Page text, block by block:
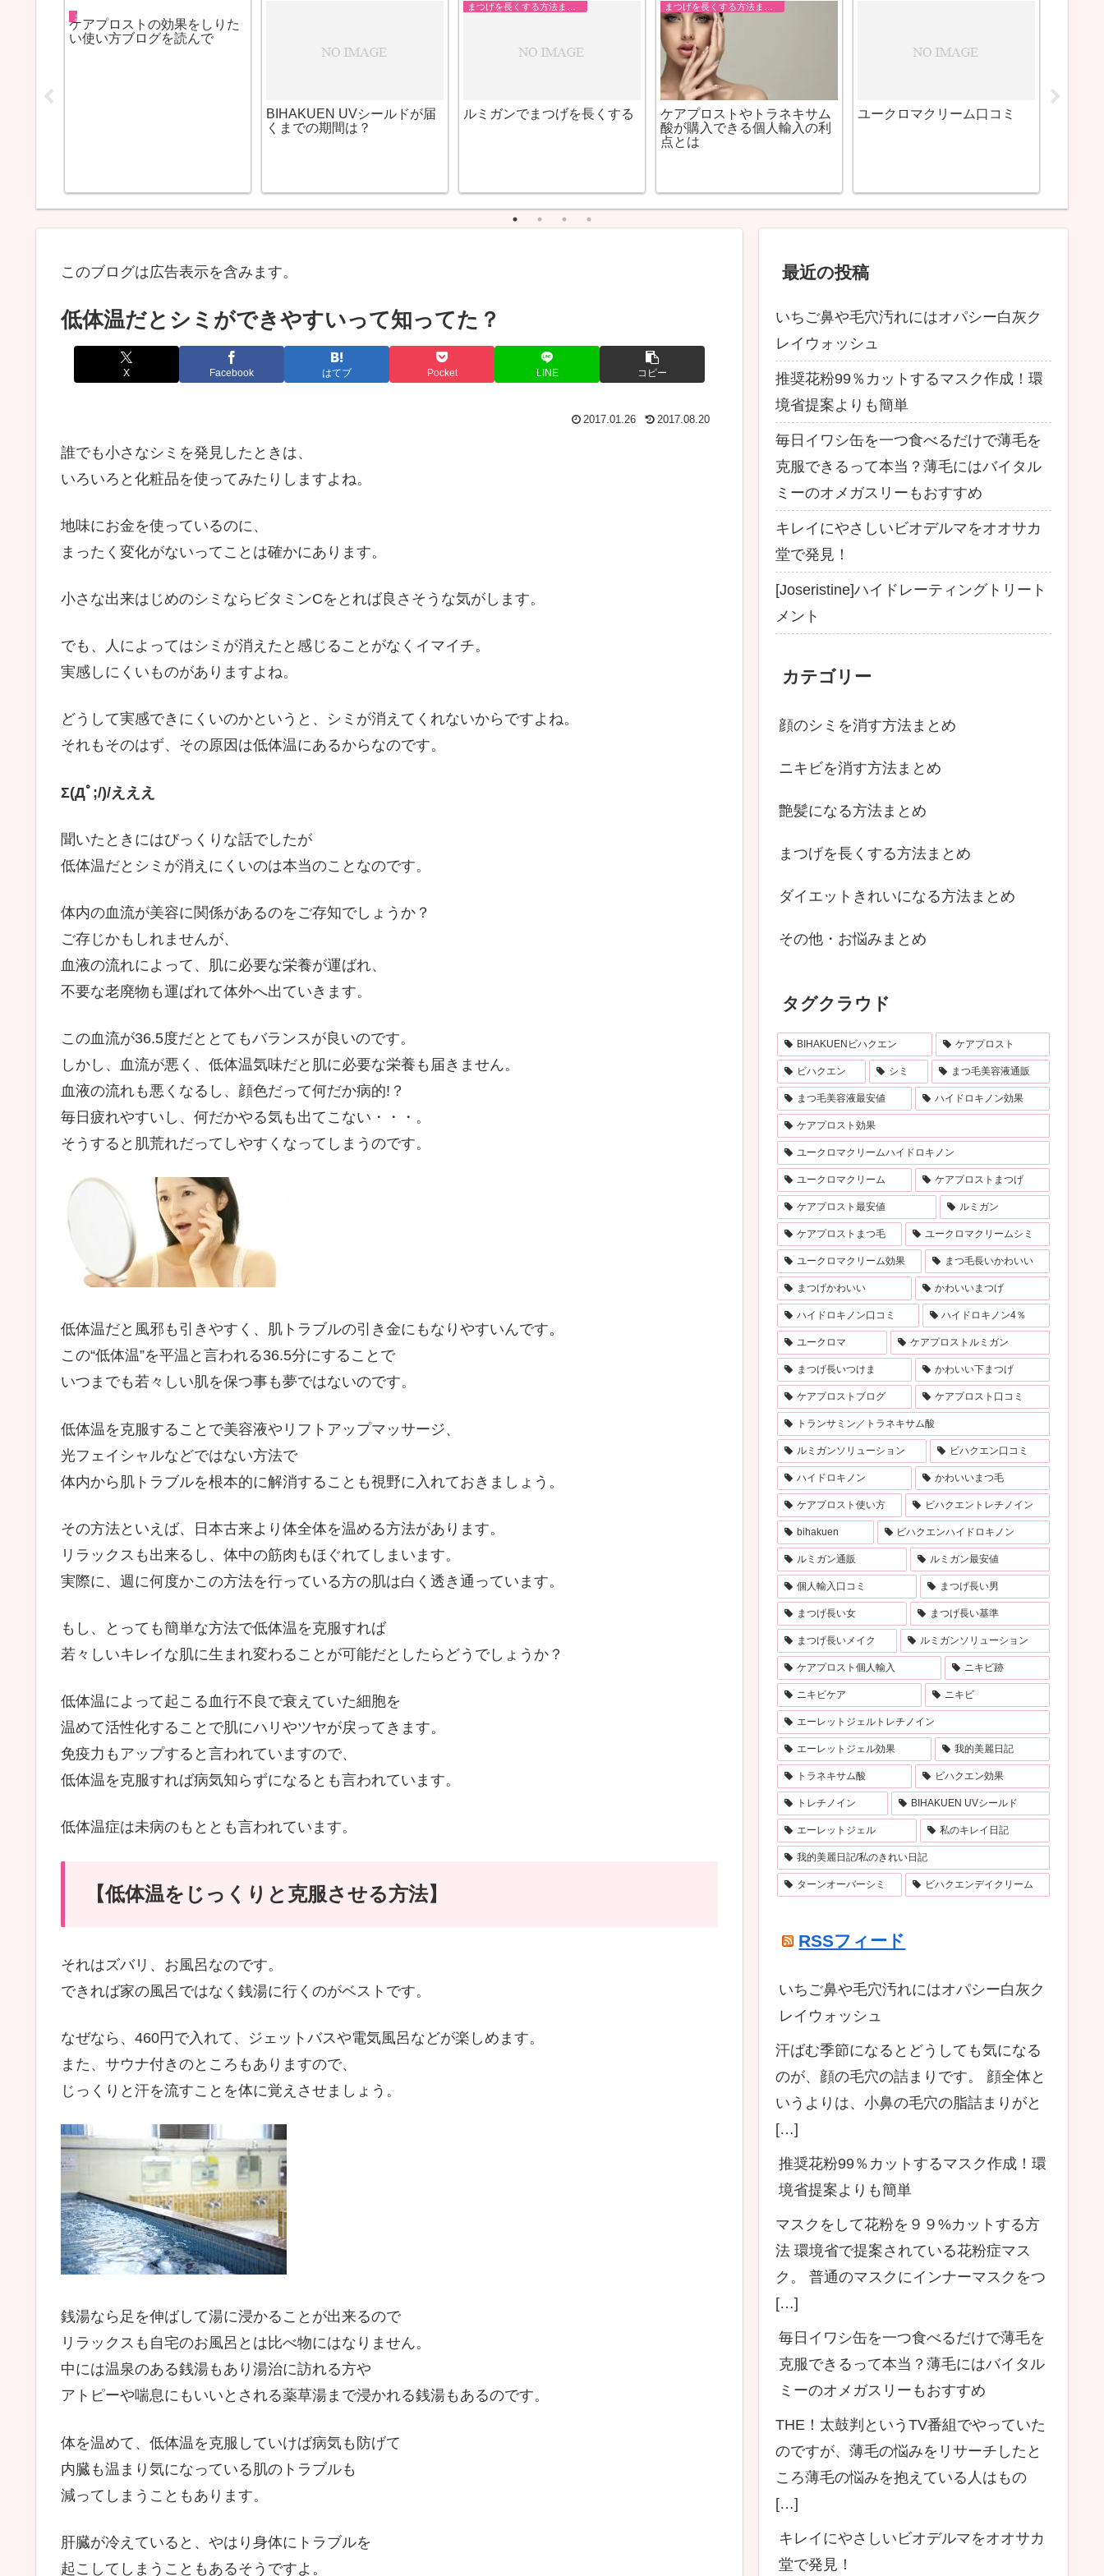
艶髪になる方法まとめ
プロペシアという毛生え薬も
安い
艶髪になる方法まとめ
飲む日焼け止めbihakuen-uv
ルミガンまつげ美容液で長い
まつげが生える
(BIHAKUEN)デイクリーム
このブログは広告表示を含みます。
低体温だとシミができやすいって知ってた？
X Facebook はてブ Pocket LINE コピー
2017.01.26 2017.08.20
誰でも小さなシミを発見したときは、
いろいろと化粧品を使ってみたりしますよね。
地味にお金を使っているのに、
まったく変化がないってことは確かにあります。
小さな出来はじめのシミならビタミンCをとれば良さそうな気がします。
でも、人によってはシミが消えたと感じることがなくイマイチ。
実感しにくいものがありますよね。
どうして実感できにくいのかというと、シミが消えてくれないからですよね。
それもそのはず、その原因は低体温にあるからなのです。
Σ(Дﾟ;/)/えええ
聞いたときにはびっくりな話でしたが
低体温だとシミが消えにくいのは本当のことなのです。
体内の血流が美容に関係があるのをご存知でしょうか？
ご存じかもしれませんが、
血液の流れによって、肌に必要な栄養が運ばれ、
不要な老廃物も運ばれて体外へ出ていきます。
この血流が36.5度だととてもバランスが良いのです。
しかし、血流が悪く、低体温気味だと肌に必要な栄養も届きません。
血液の流れも悪くなるし、顔色だって何だか病的!？
毎日疲れやすいし、何だかやる気も出てこない・・・。
そうすると肌荒れだってしやすくなってしまうのです。
低体温だと風邪も引きやすく、肌トラブルの引き金にもなりやすいんです。
この“低体温”を平温と言われる36.5分にすることで
いつまでも若々しい肌を保つ事も夢ではないのです。
低体温を克服することで美容液やリフトアップマッサージ、
光フェイシャルなどではない方法で
体内から肌トラブルを根本的に解消することも視野に入れておきましょう。
その方法といえば、日本古来より体全体を温める方法があります。
リラックスも出来るし、体中の筋肉もほぐれてしまいます。
実際に、週に何度かこの方法を行っている方の肌は白く透き通っています。
もし、とっても簡単な方法で低体温を克服すれば
若々しいキレイな肌に生まれ変わることが可能だとしたらどうでしょうか？
低体温によって起こる血行不良で衰えていた細胞を
温めて活性化することで肌にハリやツヤが戻ってきます。
免疫力もアップすると言われていますので、
低体温を克服すれば病気知らずになるとも言われています。
低体温症は未病のもととも言われています。
【低体温をじっくりと克服させる方法】
それはズバリ、お風呂なのです。
できれば家の風呂ではなく銭湯に行くのがベストです。
なぜなら、460円で入れて、ジェットバスや電気風呂などが楽しめます。
また、サウナ付きのところもありますので、
じっくりと汗を流すことを体に覚えさせましょう。
銭湯なら足を伸ばして湯に浸かることが出来るので
リラックスも自宅のお風呂とは比べ物にはなりません。
中には温泉のある銭湯もあり湯治に訪れる方や
アトピーや喘息にもいいとされる薬草湯まで浸かれる銭湯もあるのです。
体を温めて、低体温を克服していけば病気も防げて
内臓も温まり気になっている肌のトラブルも
減ってしまうこともあります。
肝臓が冷えていると、やはり身体にトラブルを
起こしてしまうこともあるそうですよ。
最近の投稿
いちご鼻や毛穴汚れにはオパシー白灰ク
レイウォッシュ
推奨花粉99％カットするマスク作成！環
境省提案よりも簡単
毎日イワシ缶を一つ食べるだけで薄毛を
克服できるって本当？薄毛にはバイタル
ミーのオメガスリーもおすすめ
キレイにやさしいビオデルマをオオサカ
堂で発見！
[Joseristine]ハイドレーティングトリート
メント
カテゴリー
顔のシミを消す方法まとめ
ニキビを消す方法まとめ
艶髪になる方法まとめ
まつげを長くする方法まとめ
ダイエットきれいになる方法まとめ
その他・お悩みまとめ
タグクラウド
BIHAKUENビハクエン ケアプロスト
ビハクエン シミ まつ毛美容液通販
まつ毛美容液最安値 ハイドロキノン効果
ケアプロスト効果
ユークロマクリームハイドロキノン
ユークロマクリーム ケアプロストまつげ
ケアプロスト最安値 ルミガン
ケアプロストまつ毛 ユークロマクリームシミ
ユークロマクリーム効果 まつ毛長いかわいい
まつげかわいい かわいいまつげ
ハイドロキノン口コミ ハイドロキノン4％
ユークロマ ケアプロストルミガン
まつげ長いつけま かわいい下まつげ
ケアプロストブログ ケアプロスト口コミ
トランサミン／トラネキサム酸
ルミガンソリューション ビハクエン口コミ
ハイドロキノン かわいいまつ毛
ケアプロスト使い方 ビハクエントレチノイン
bihakuen ビハクエンハイドロキノン
ルミガン通販 ルミガン最安値
個人輸入口コミ まつげ長い男
まつげ長い女 まつげ長い基準
まつげ長いメイク ルミガンソリューション
ケアプロスト個人輸入 ニキビ跡
ニキビケア ニキビ
エーレットジェルトレチノイン
エーレットジェル効果 我的美麗日記
トラネキサム酸 ビハクエン効果
トレチノイン BIHAKUEN UVシールド
エーレットジェル 私のキレイ日記
我的美麗日記/私のきれい日記
ターンオーバーシミ ビハクエンデイクリーム
RSSフィード
いちご鼻や毛穴汚れにはオパシー白灰ク
レイウォッシュ
汗ばむ季節になるとどうしても気になる
のが、顔の毛穴の詰まりです。 顔全体と
いうよりは、小鼻の毛穴の脂詰まりがと
[…]
推奨花粉99％カットするマスク作成！環
境省提案よりも簡単
マスクをして花粉を９９%カットする方
法 環境省で提案されている花粉症マス
ク。 普通のマスクにインナーマスクをつ
[…]
毎日イワシ缶を一つ食べるだけで薄毛を
克服できるって本当？薄毛にはバイタル
ミーのオメガスリーもおすすめ
THE！太鼓判というTV番組でやっていた
のですが、薄毛の悩みをリサーチしたと
ころ薄毛の悩みを抱えている人はもの
[…]
キレイにやさしいビオデルマをオオサカ
堂で発見！